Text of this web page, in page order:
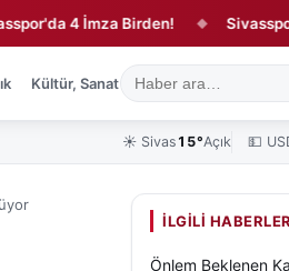
4 İmza Birden! ◆
Kültür, Sanat ve Tarih Yaşam
☀️ Sivas 15°Açık 💵
İLGILI HABERLER
Önlem Beklenen